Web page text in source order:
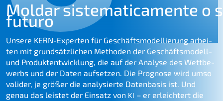
Moldar siste­ma­ti­ca­men­te o
futuro
Unsere KERN-Exper­ten für Geschäfts­mo­del­lie­rung arbei­
ten mit grund­sätz­li­chen Metho­den der Geschäfts­mo­dell-
und Produkt­ent­wick­lung, die auf der Analy­se des Wettbe­
werbs und der Daten aufset­zen. Die Progno­se wird umso
valider, je größer die analy­sier­te Daten­ba­sis ist. Und
genau das leistet der Einsatz von KI – er erleich­tert die